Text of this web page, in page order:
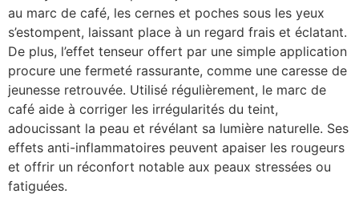
au marc de café, les cernes et poches sous les yeux
s’estompent, laissant place à un regard frais et éclatant.
De plus, l’effet tenseur offert par une simple application
procure une fermeté rassurante, comme une caresse de
jeunesse retrouvée. Utilisé régulièrement, le marc de
café aide à corriger les irrégularités du teint,
adoucissant la peau et révélant sa lumière naturelle. Ses
effets anti-inflammatoires peuvent apaiser les rougeurs
et offrir un réconfort notable aux peaux stressées ou
fatiguées.